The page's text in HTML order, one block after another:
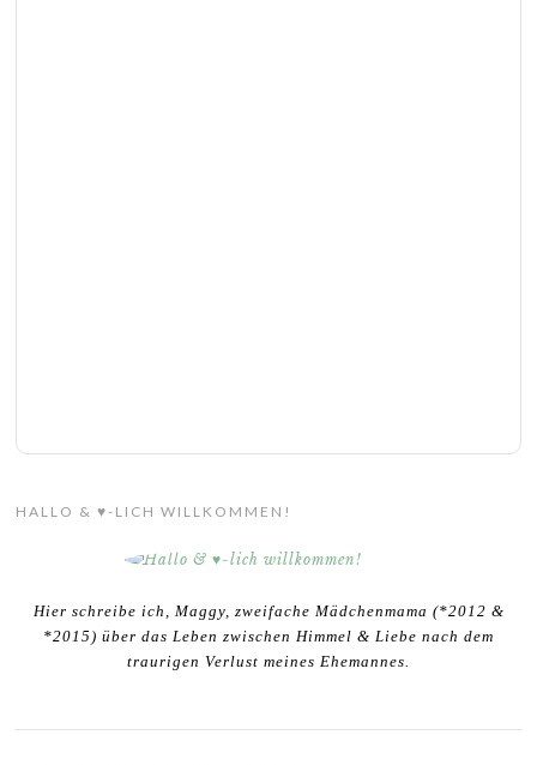
HALLO & ♥-LICH WILLKOMMEN!
Hier schreibe ich, Maggy, zweifache Mädchenmama (*2012 &
*2015) über das Leben zwischen Himmel & Liebe nach dem
traurigen Verlust meines Ehemannes.